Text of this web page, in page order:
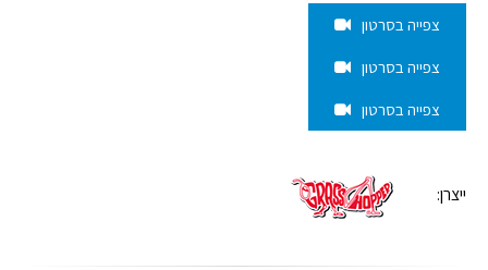
צפייה בסרטון
צפייה בסרטון
צפייה בסרטון
ייצרן: